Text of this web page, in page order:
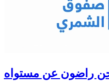
راضون عن مستواه